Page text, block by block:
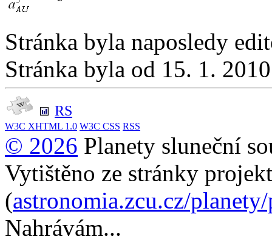
Stránka byla naposledy
Stránka byla od 15. 1.
RS
W3C XHTML 1.0 W3C CSS RSS
© 2026 Planety sluneční
Vytištěno ze stránky
(astronomia.zcu.cz/
Nahrávám...